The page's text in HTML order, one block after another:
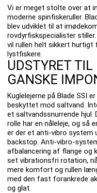
Vi er meget stolte over at
moderne spinfiskeruller.
blev udviklet til at
rovdyrfiskspecialister
vil rullen helt sikkert hurtigt
lystfiskere.
UDSTYRET
GANSKE
Kuglelejerne på Blade SSI
beskyttet mod saltvand.
et saltvandssnurrende hjul.
rolle har en nåleleje, og så
er der et anti-vibro system
backstop. Anti-vibro-
afbalancering af flange og
set vibrationsfri rotation,
mere komfort og rullen
med den fast forankrede
og glat.